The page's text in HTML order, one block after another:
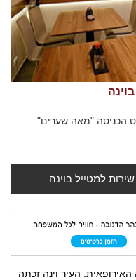
הכניסה "מאה שערים"
שירות למטייל בוינה
העיר וינה זכתה